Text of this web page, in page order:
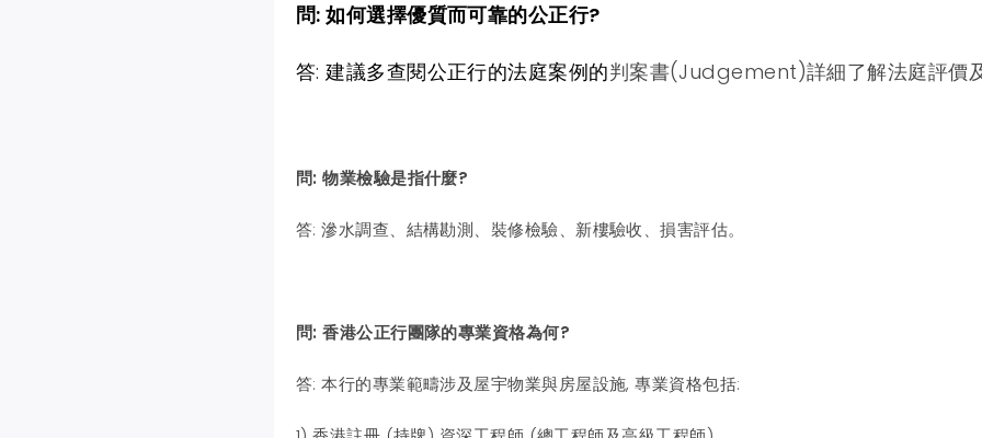
問: 如何選擇優質而可靠的公正行?
答: 建議多查閱公正行的法庭案例的判案書(Judgement)詳細了解法庭評價及
問: 物業檢驗是指什麼?
答: 滲水調查、結構勘測、裝修檢驗、新樓驗收、損害評估。
問: 香港公正行團隊的專業資格為何?
答: 本行的專業範疇涉及屋宇物業與房屋設施, 專業資格包括: